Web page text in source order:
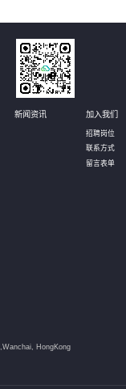
新闻资讯 加入我们
招聘岗位
联系方式
留言表单
Wanchai, HongKong